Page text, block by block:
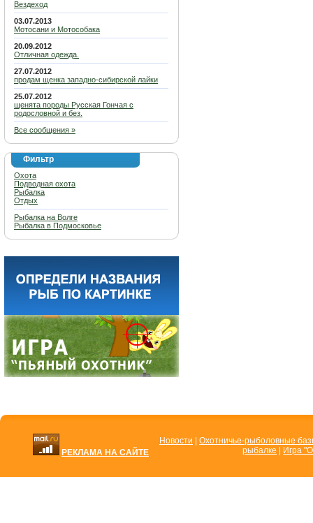
Вездеход
03.07.2013
Мотосани и Мотособака
20.09.2012
Отличная одежда.
27.07.2012
продам щенка западно-сибирской лайки
25.07.2012
щенята породы Русская Гончая с
родословной и без.
Все сообщения »
Фильтр
Охота
Подводная охота
Рыбалка
Отдых
Рыбалка на Волге
Рыбалка в Подмосковье
РЕКЛАМА НА САЙТЕ
Новости
Охотничье-рыболовные
рыбалке
Игра